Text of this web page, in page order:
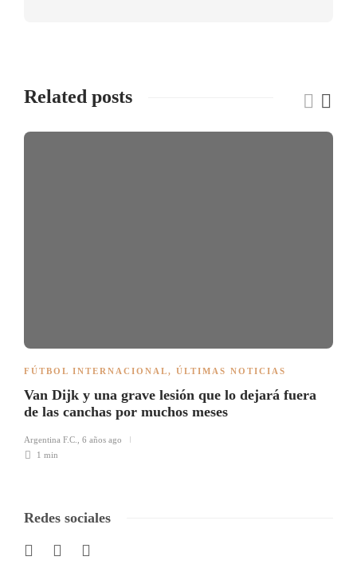
Related posts
FÚTBOL INTERNACIONAL, ÚLTIMAS NOTICIAS
Van Dijk y una grave lesión que lo dejará fuera
de las canchas por muchos meses
Argentina F.C.
6 años ago
1 min
Redes sociales